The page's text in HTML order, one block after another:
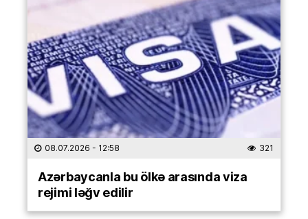
08.07.2026 - 12:58 321
Azərbaycanla bu ölkə arasında viza
rejimi ləğv edilir